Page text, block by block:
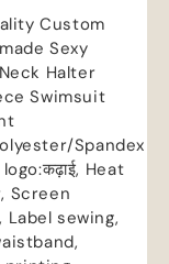
Custom
Sexy
Halter
Swimsuit
Spandex
:कढ़ाई, Heat
, Screen
, Label sewing,
,